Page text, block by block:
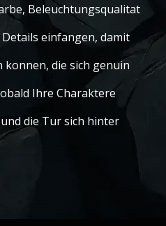
Beleuchtungsqualitat
einfangen, damit
konnen, die sich genuin
Ihre Charaktere
die Tur sich hinter